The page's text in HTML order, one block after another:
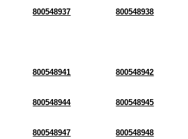
800548937 800548938
800548941 800548942
800548944 800548945
800548947 800548948